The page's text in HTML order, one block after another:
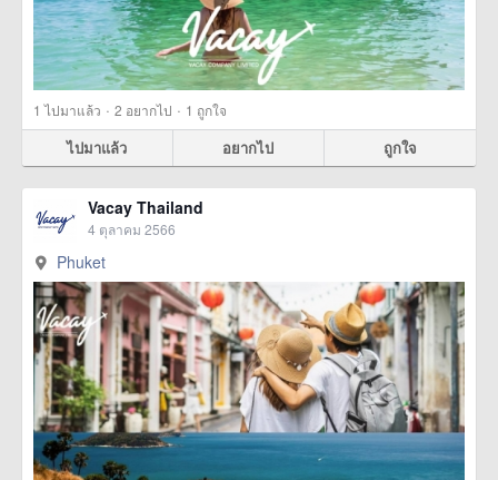
1 ไปมาแล้ว · 2 อยากไป · 1 ถูกใจ
ไปมาแล้ว อยากไป ถูกใจ
Vacay Thailand
4 ตุลาคม 2566
Phuket